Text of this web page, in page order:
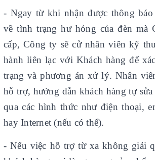
- Ngay từ khi nhận được thông báo
về tình trạng hư hỏng của đèn mà
cấp, Công ty sẽ cử nhân viên kỹ
hành liên lạc với Khách hàng để
trạng và phương án xử lý. Nhân
hỗ trợ, hướng dẫn khách hàng tự
qua các hình thức như điện thoại,
hay Internet (nếu có thể).
- Nếu việc hỗ trợ từ xa không giải